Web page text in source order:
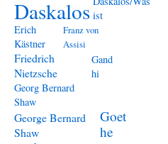
Daskalos ist
Erich
Kästner
Franz von
Assisi
Friedrich
Nietzsche
Gand
hi
Georg Bernard
Shaw
George Bernard
Shaw
Goet
he